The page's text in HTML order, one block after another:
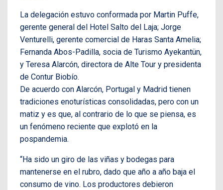
La delegación estuvo conformada por Martin Puffe,
gerente general del Hotel Salto del Laja; Jorge
Venturelli, gerente comercial de Haras Santa Amelia;
Fernanda Abos-Padilla, socia de Turismo Ayekantün,
y Teresa Alarcón, directora de Alte Tour y presidenta
de Contur Biobío.
De acuerdo con Alarcón, Portugal y Madrid tienen
tradiciones enoturísticas consolidadas, pero con un
matiz y es que, al contrario de lo que se piensa, es
un fenómeno reciente que explotó en la
pospandemia.
“Ha sido un giro de las viñas y bodegas para
mantenerse en el rubro, dado que año a año baja el
consumo de vino. Los productores debieron